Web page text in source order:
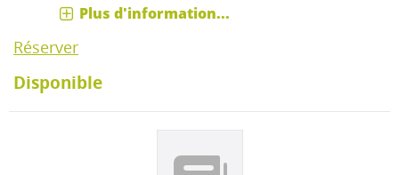
Plus d'information...
Réserver
Disponible